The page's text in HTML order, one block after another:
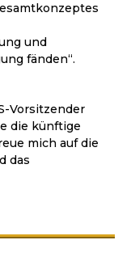
und
fänden“.
Vorsitzender
die künftige
mich auf die
das